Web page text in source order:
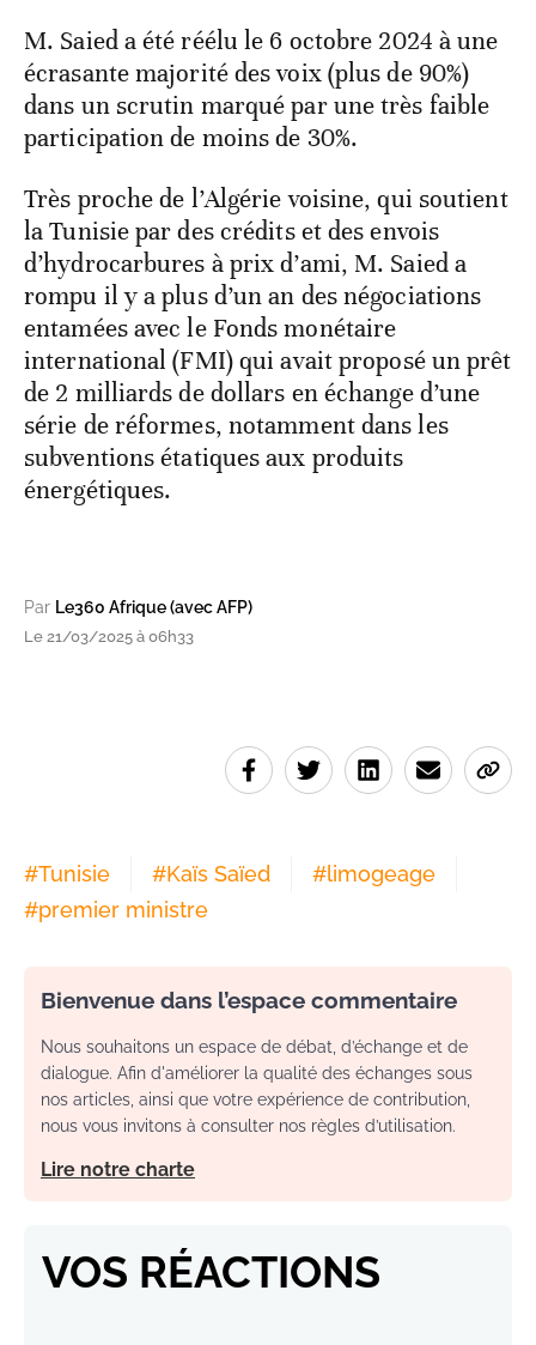
M. Saied a été réélu le 6 octobre 2024 à une
écrasante majorité des voix (plus de 90%)
dans un scrutin marqué par une très faible
participation de moins de 30%.
Très proche de l’Algérie voisine, qui soutient
la Tunisie par des crédits et des envois
d’hydrocarbures à prix d’ami, M. Saied a
rompu il y a plus d’un an des négociations
entamées avec le Fonds monétaire
international (FMI) qui avait proposé un prêt
de 2 milliards de dollars en échange d’une
série de réformes, notamment dans les
subventions étatiques aux produits
énergétiques.
Par Le360 Afrique (avec AFP)
Le 21/03/2025 à 06h33
#Tunisie #Kaïs Saïed #limogeage
#premier ministre
Bienvenue dans l’espace commentaire
Nous souhaitons un espace de débat, d’échange et de
dialogue. Afin d'améliorer la qualité des échanges sous
nos articles, ainsi que votre expérience de contribution,
nous vous invitons à consulter nos règles d’utilisation.
Lire notre charte
VOS RÉACTIONS